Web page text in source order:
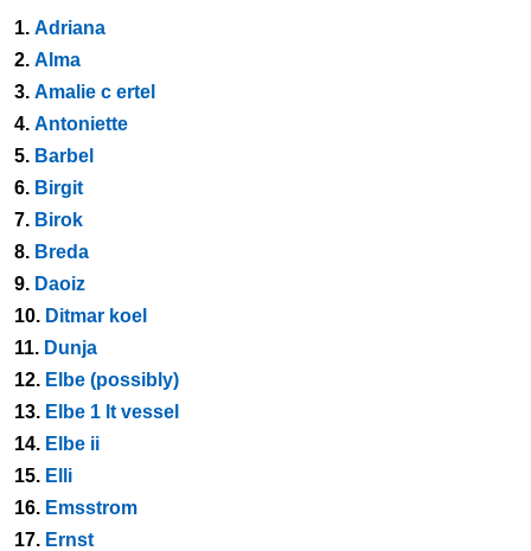
1. Adriana
2. Alma
3. Amalie c ertel
4. Antoniette
5. Barbel
6. Birgit
7. Birok
8. Breda
9. Daoiz
10. Ditmar koel
11. Dunja
12. Elbe (possibly)
13. Elbe 1 lt vessel
14. Elbe ii
15. Elli
16. Emsstrom
17. Ernst